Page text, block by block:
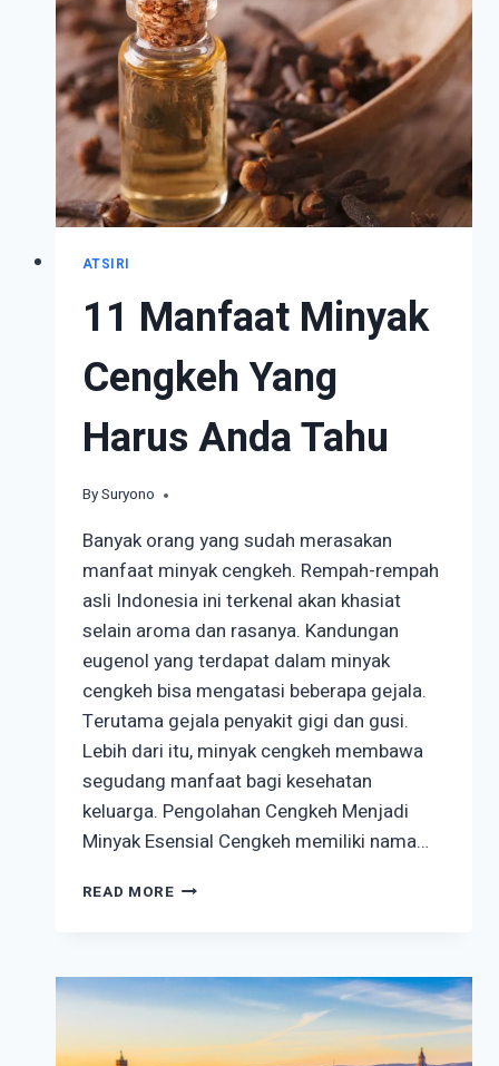
ANDA!
ATSIRI
11 Manfaat Minyak
Cengkeh Yang
Harus Anda Tahu
BySuryono
July 12, 2023
Banyak orang yang sudah merasakan
manfaat minyak cengkeh. Rempah-rempah
asli Indonesia ini terkenal akan khasiat
selain aroma dan rasanya. Kandungan
eugenol yang terdapat dalam minyak
cengkeh bisa mengatasi beberapa gejala.
Terutama gejala penyakit gigi dan gusi.
Lebih dari itu, minyak cengkeh membawa
segudang manfaat bagi kesehatan
keluarga. Pengolahan Cengkeh Menjadi
Minyak Esensial Cengkeh memiliki nama…
READ MORE11
YANG
HARUS
TAHU